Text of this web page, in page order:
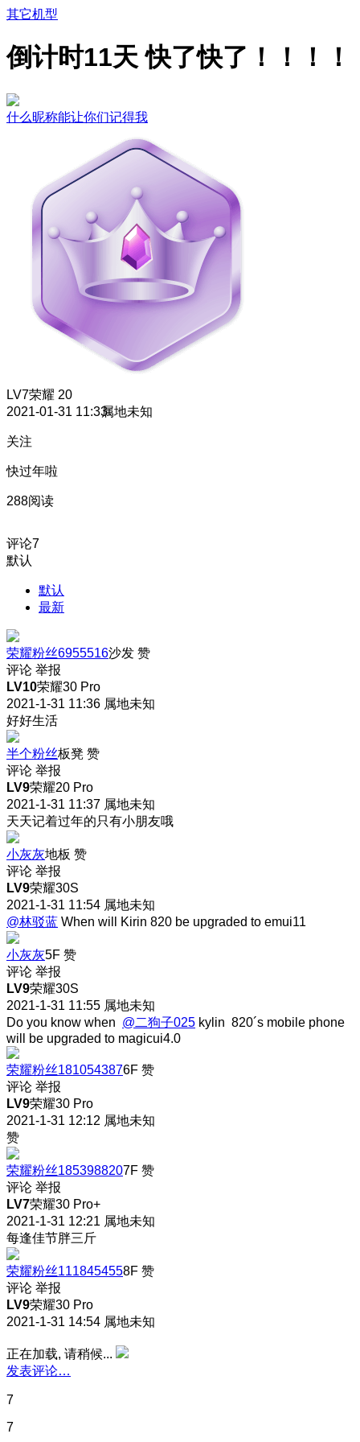
其它机型
倒计时11天 快了快了！！！！
什么昵称能让你们记得我
LV7荣耀 20
2021-01-31 11:33属地未知
关注
快过年啦
288阅读
评论7
默认
默认
最新
荣耀粉丝6955516沙发 赞
评论 举报
LV10荣耀30 Pro
2021-1-31 11:36 属地未知
好好生活
半个粉丝板凳 赞
评论 举报
LV9荣耀20 Pro
2021-1-31 11:37 属地未知
天天记着过年的只有小朋友哦
小灰灰地板 赞
评论 举报
LV9荣耀30S
2021-1-31 11:54 属地未知
@林驳蓝 When will Kirin 820 be upgraded to emui11
小灰灰5F 赞
评论 举报
LV9荣耀30S
2021-1-31 11:55 属地未知
Do you know when @二狗子025 kylin 820´s mobile phone
will be upgraded to magicui4.0
荣耀粉丝1810543876F 赞
评论 举报
LV9荣耀30 Pro
2021-1-31 12:12 属地未知
赞
荣耀粉丝1853988207F 赞
评论 举报
LV7荣耀30 Pro+
2021-1-31 12:21 属地未知
每逢佳节胖三斤
荣耀粉丝1118454558F 赞
评论 举报
LV9荣耀30 Pro
2021-1-31 14:54 属地未知
正在加载, 请稍候...
发表评论…
7
7